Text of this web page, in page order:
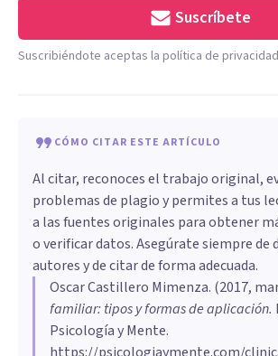
Suscríbete
Suscribiéndote aceptas la política de privacidad
CÓMO CITAR ESTE ARTÍCULO
Al citar, reconoces el trabajo original,
problemas de plagio y permites a tus
a las fuentes originales para obtener
o verificar datos. Asegúrate siempre de
autores y de citar de forma adecuada.
Oscar Castillero Mimenza. (2017,
familiar: tipos y formas de aplicación.
Psicología y Mente.